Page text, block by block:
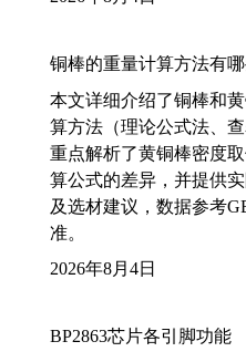
铜棒的重量计算方法有
本文详细介绍了铜棒和
算方法（理论公式法、
重点解析了黄铜棒密度取
算公式的差异，并提供
及选材建议，数据参考
准。
2026年8月4日
BP2863芯片各引脚功能